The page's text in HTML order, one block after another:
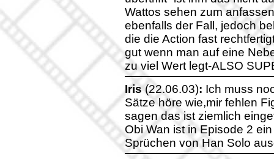
Wattos sehen zum
ebenfalls der Fall, jedoch
die die Action fast
gut wenn man auf eine
zu viel Wert legt-ALSO
Iris(22.06.03): Ich muss
Sätze höre wie,mir fehlen
sagen das ist ziemlich
Obi Wan ist in Episode 2
Sprüchen von Han Solo